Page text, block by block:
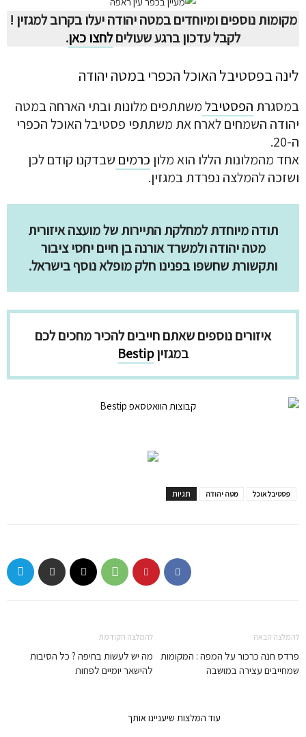
מקומות נוספים ומיוחדים במטה יהודה יעלו בקרוב למגזין !
לקבל עדכון ברגע שעוליםלחצו כאן.
לינה בפסטיבל האוכל הכפרי במטה יהודה
במסגרת הפסטיבלמשתתפים מלונות ובתי הארחה במטה
יהודה השמחים לארח את משתתפי פסטיבל האוכל הכפרי
ה-20.
אחד מהמלונות הללו הוא מלון כרמים שבדקנו קודם לכן
ושזכה להמלצה נפרדת במגזין.
תודה מיוחדת למחלקת התיירות של מועצה איזורית
מטה יהודה ולמשרד אורנה בן חיים יחסי ציבור
ותקשורת שחשפו בפנינו חלק מופלא נוסף בישראל.
איזורים נוספים שאתם חייבים להכיר מחכים לכם
במגזיןBestip
תגיות מטה יהודה פסטיבל אוכל
להמלצה הקודמת
מה יש לעשות בחיפה ? כל הסיבות
להישאר יומיים לפחות
להמלצה הבאה
פרדס חנה כרכור על המפה : המקומות
שמחייבים עצירה במושבה
עוד המלצות שיעניינו אותך